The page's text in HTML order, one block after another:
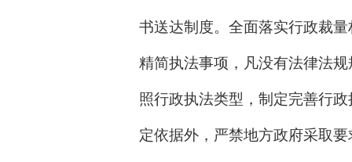
书送达制度。全面落实行政裁
精简执法事项，凡没有法律法
照行政执法类型，制定完善行
定依据外，严禁地方政府采取